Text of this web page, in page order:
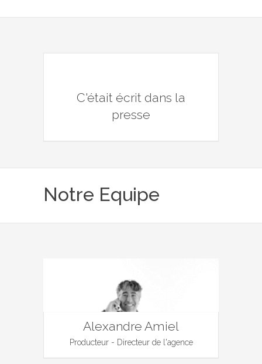
C'était écrit dans la
presse
Notre Equipe
Alexandre Amiel
Producteur - Directeur de l'agence